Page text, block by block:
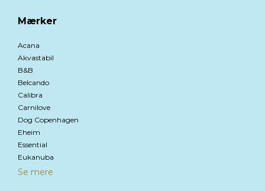
Mærker
Acana
Akvastabil
B&B
Belcando
Calibra
Carnilove
Dog Copenhagen
Eheim
Essential
Eukanuba
Se mere